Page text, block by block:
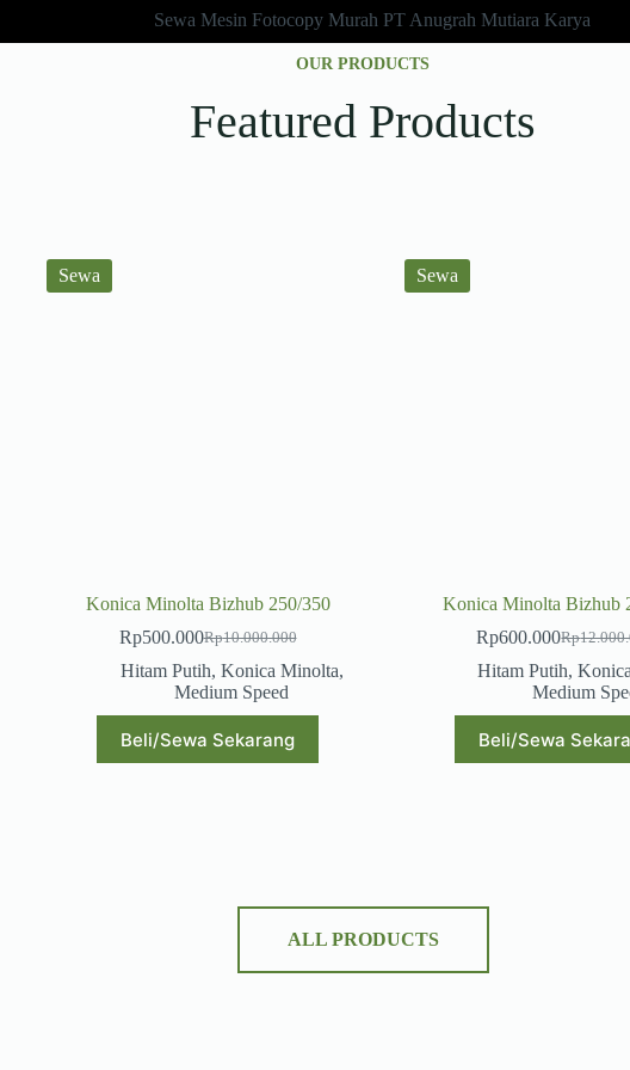
OUR PRODUCTS
Featured Products
Sewa
Konica Minolta Bizhub 250/350
Rp10.000.000
Rp500.000
Hitam Putih, Konica Minolta,
Medium Speed
Beli/Sewa Sekarang
Sewa
Konica Minolta Bizhub
Rp
Rp600.000
Hitam Putih,
Medium
Beli/Sewa
ALL PRODUCTS